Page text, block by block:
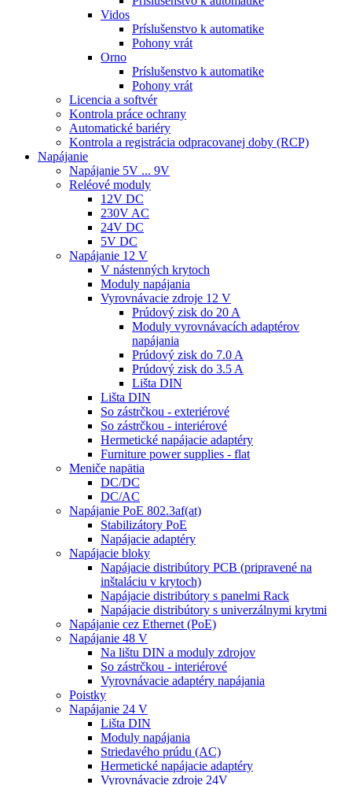
Vidos
Príslušenstvo k automatike
Pohony vrát
Orno
Príslušenstvo k automatike
Pohony vrát
Licencia a softvér
Kontrola práce ochrany
Automatické bariéry
Kontrola a registrácia odpracovanej doby (RCP)
Napájanie
Napájanie 5V ... 9V
Reléové moduly
12V DC
230V AC
24V DC
5V DC
Napájanie 12 V
V nástenných krytoch
Moduly napájania
Vyrovnávacie zdroje 12 V
Prúdový zisk do 20 A
Moduly vyrovnávacích adaptérov
napájania
Prúdový zisk do 7.0 A
Prúdový zisk do 3.5 A
Lišta DIN
Lišta DIN
So zástrčkou - exteriérové
So zástrčkou - interiérové
Hermetické napájacie adaptéry
Furniture power supplies - flat
Meniče napätia
DC/DC
DC/AC
Napájanie PoE 802.3af(at)
Stabilizátory PoE
Napájacie adaptéry
Napájacie bloky
Napájacie distribútory PCB (pripravené na
inštaláciu v krytoch)
Napájacie distribútory s panelmi Rack
Napájacie distribútory s univerzálnymi krytmi
Napájanie cez Ethernet (PoE)
Napájanie 48 V
Na lištu DIN a moduly zdrojov
So zástrčkou - interiérové
Vyrovnávacie adaptéry napájania
Poistky
Napájanie 24 V
Lišta DIN
Moduly napájania
Striedavého prúdu (AC)
Hermetické napájacie adaptéry
Vyrovnávacie zdroje 24V